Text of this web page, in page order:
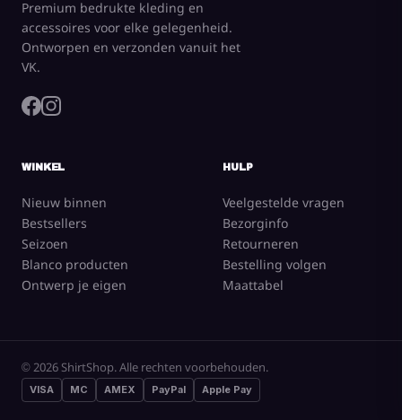
Premium bedrukte kleding en
accessoires voor elke gelegenheid.
Ontworpen en verzonden vanuit het
VK.
WINKEL
Nieuw binnen
Bestsellers
Seizoen
Blanco producten
Ontwerp je eigen
HULP
Veelgestelde vragen
Bezorginfo
Retourneren
Bestelling volgen
Maattabel
© 2026 ShirtShop. Alle rechten voorbehouden.
VISA MC AMEX PayPal Apple Pay